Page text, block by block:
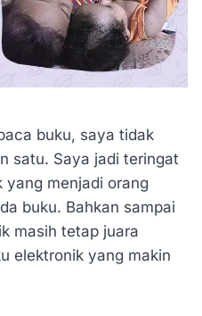
buku, saya tidak
satu. Saya jadi teringat
yang menjadi orang
buku. Bahkan sampai
masih tetap juara
elektronik yang makin